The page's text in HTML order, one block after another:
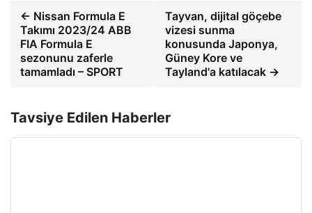
← Nissan Formula E
Takımı 2023/24 ABB
FIA Formula E
sezonunu zaferle
tamamladı – SPORT
Tayvan, dijital göçebe
vizesi sunma
konusunda Japonya,
Güney Kore ve
Tayland'a katılacak →
Tavsiye Edilen Haberler